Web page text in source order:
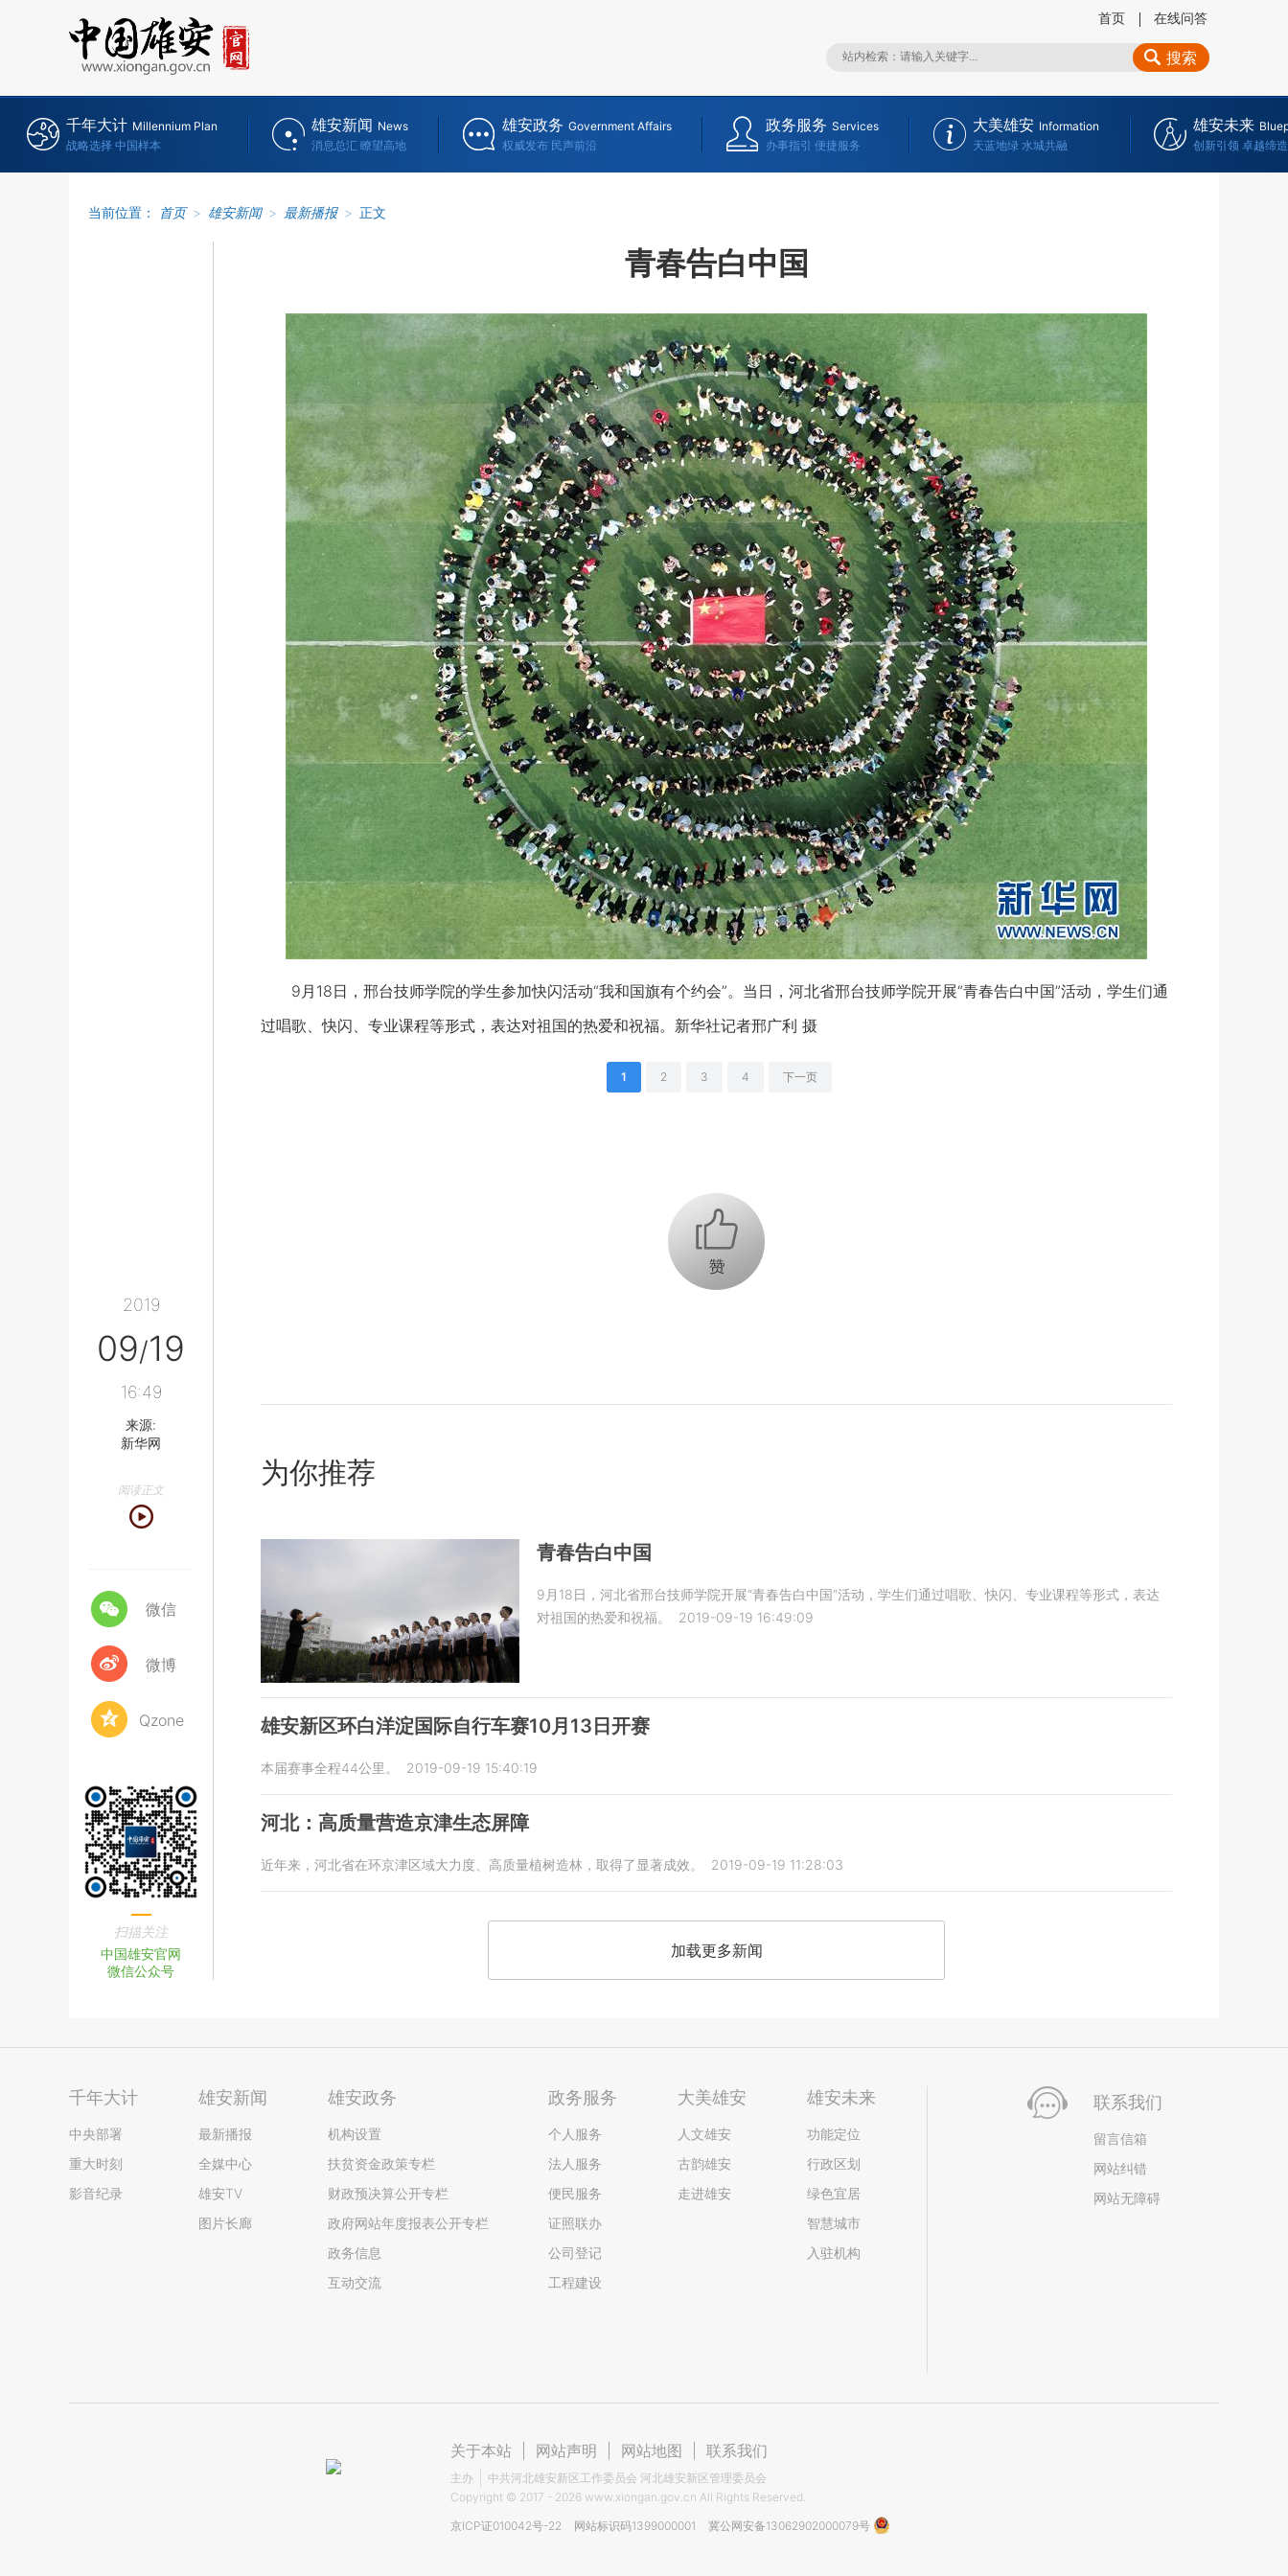
首页 在线问答
搜索
千年大计 Millennium Plan
战略选择 中国样本
雄安新闻 News
消息总汇 瞭望高地
雄安政务 Government Affairs
权威发布 民声前沿
政务服务 Services
办事指引 便捷服务
大美雄安 Information
天蓝地绿 水城共融
雄安未来
创新引领 卓越缔造
当前位置： 首页 > 雄安新闻 > 最新播报 > 正文
2019
09/19
16:49
来源:
新华网
阅读正文
微信
微博
Qzone
扫描关注
中国雄安官网
微信公众号
青春告白中国
9月18日，邢台技师学院的学生参加快闪活动“我和国旗有个约会”。当日，河北省邢台技师学院开展“青春告白中国”活动，学生们通
过唱歌、快闪、专业课程等形式，表达对祖国的热爱和祝福。新华社记者邢广利 摄
1 2 3 4 下一页
+1
为你推荐
青春告白中国
9月18日，河北省邢台技师学院开展“青春告白中国”活动，学生们通过唱歌、快闪、专业课程等形式，表达
对祖国的热爱和祝福。
2019-09-19 16:49:09
雄安新区环白洋淀国际自行车赛10月13日开赛
本届赛事全程44公里。 2019-09-19 15:40:19
河北：高质量营造京津生态屏障
近年来，河北省在环京津区域大力度、高质量植树造林，取得了显著成效。 2019-09-19 11:28:03
加载更多新闻
千年大计
中央部署
重大时刻
影音纪录
雄安新闻
最新播报
全媒中心
雄安TV
图片长廊
雄安政务
机构设置
扶贫资金政策专栏
财政预决算公开专栏
政府网站年度报表公开专栏
政务信息
互动交流
政务服务
个人服务
法人服务
便民服务
证照联办
公司登记
工程建设
大美雄安
人文雄安
古韵雄安
走进雄安
雄安未来
功能定位
行政区划
绿色宜居
智慧城市
入驻机构
联系我们
留言信箱
网站纠错
网站无障碍
关于本站 网站声明 网站地图 联系我们
主办
中共河北雄安新区工作委员会 河北雄安新区管理委员会
Copyright © 2017 - 2026 www.xiongan.gov.cn All Rights Reserved.
京ICP证010042号-22
网站标识码1399000001 冀公网安备13062902000079号